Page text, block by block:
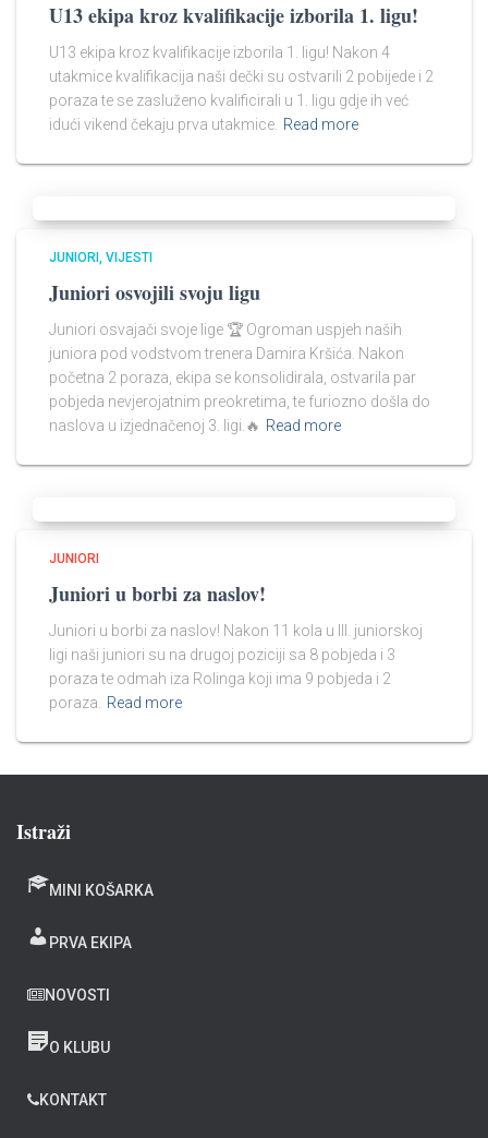
U13 ekipa kroz kvalifikacije izborila 1. ligu!​
U13 ekipa kroz kvalifikacije izborila 1. ligu! Nakon 4
utakmice kvalifikacija naši dečki su ostvarili 2 pobijede i 2
poraza te se zasluženo kvalificirali u 1. ligu gdje ih već
idući vikend čekaju prva utakmice. Read more
JUNIORI VIJESTI
Juniori osvojili svoju ligu
Juniori osvajači svoje lige 🏆 Ogroman uspjeh naših
juniora pod vodstvom trenera Damira Kršića. Nakon
početna 2 poraza, ekipa se konsolidirala, ostvarila par
pobjeda nevjerojatnim preokretima, te furiozno došla do
naslova u izjednačenoj 3. ligi.🔥 Read more
JUNIORI
Juniori u borbi za naslov!​
Juniori u borbi za naslov! Nakon 11 kola u III. juniorskoj
ligi naši juniori su na drugoj poziciji sa 8 pobjeda i 3
poraza te odmah iza Rolinga koji ima 9 pobjeda i 2
poraza.
Read more
Istraži
MINI KOŠARKA
PRVA EKIPA
NOVOSTI
O KLUBU
KONTAKT